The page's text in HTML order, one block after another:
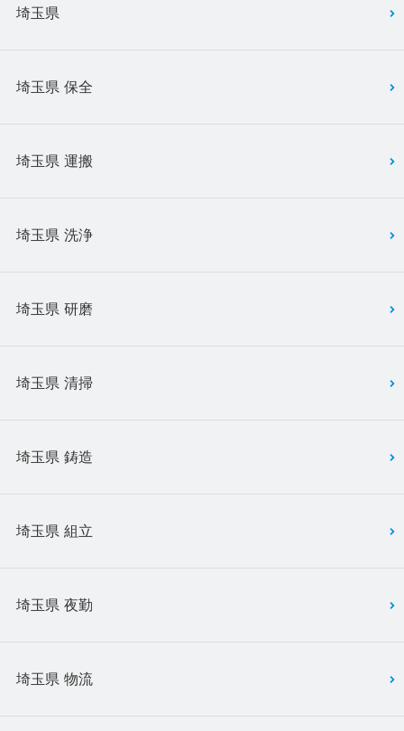
埼玉県
埼玉県 保全
埼玉県 運搬
埼玉県 洗浄
埼玉県 研磨
埼玉県 清掃
埼玉県 鋳造
埼玉県 組立
埼玉県 夜勤
埼玉県 物流